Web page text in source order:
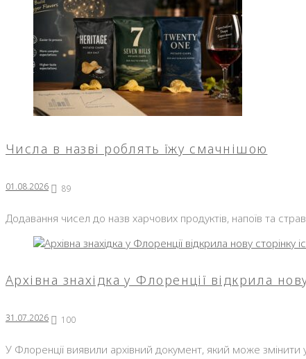
Числа в назві роблять їжу смачнішою
01.08.2026 89
Додавання чисел до назв харчових продуктів, напоїв та
Архівна знахідка у Флоренції відкрила
31.07.2026 100
У Флоренції виявили архівний документ, який може змінити